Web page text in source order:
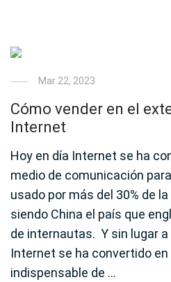
Mar 22, 2023
Cómo vender en el
Internet
Hoy en día Internet se ha
medio de comunicación
usado por más del 30% de
siendo China el país que
de internautas. Y sin lugar a
Internet se ha convertido
indispensable de …